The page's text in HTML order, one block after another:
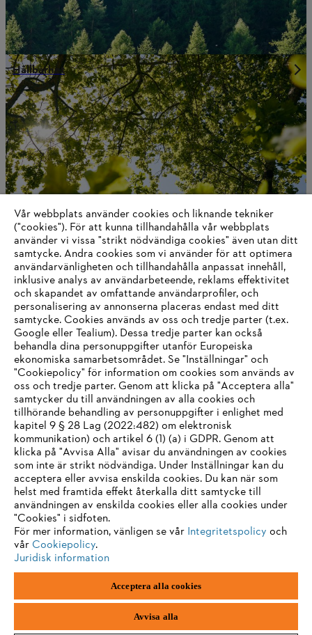
Hållbarhet
Kontakta oss
Information för leverantörer
Produkter
Kontakt
Karriär
System för visselblåsare
Information om cookies
ANDREAS STIHL AG & Co. KG ©2023
Vår webbplats använder cookies och liknande tekniker
("cookies"). För att kunna tillhandahålla vår webbplats
använder vi vissa "strikt nödvändiga cookies" även utan ditt
samtycke. Andra cookies som vi använder för att optimera
användarvänligheten och tillhandahålla anpassat innehåll,
inklusive analys av användarbeteende, reklams effektivitet
och skapandet av omfattande användarprofiler, och
personalisering av annonserna placeras endast med ditt
samtycke. Cookies används av oss och tredje parter (t.ex.
Google eller Tealium). Dessa tredje parter kan också
behandla dina personuppgifter utanför Europeiska
ekonomiska samarbetsområdet. Se "Inställningar" och
"Cookiepolicy" för information om cookies som används av
oss och tredje parter. Genom att klicka på "Acceptera alla"
samtycker du till användningen av alla cookies och
tillhörande behandling av personuppgifter i enlighet med
kapitel 9 § 28 Lag (2022:482) om elektronisk
kommunikation) och artikel 6 (1) (a) i GDPR. Genom att
klicka på "Avvisa Alla" avisar du användningen av cookies
som inte är strikt nödvändiga. Under Inställningar kan du
acceptera eller avvisa enskilda cookies. Du kan när som
helst med framtida effekt återkalla ditt samtycke till
användningen av enskilda cookies eller alla cookies under
"Cookies" i sidfoten.
För mer information, vänligen se vår Integritetspolicy och
vår Cookiepolicy.
Juridisk information
Acceptera alla cookies
Avvisa alla